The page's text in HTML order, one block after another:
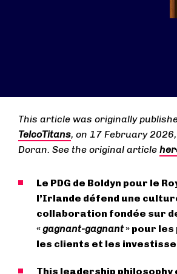
This article was originally
TelcoTitans, on 17 February
Doran. See the original article
Le PDG de Boldyn pour le
l’Irlande défend une
collaboration fondée sur
«gagnant-gagnant» pour
les clients et les
This leadership philosophy